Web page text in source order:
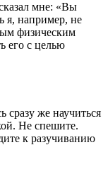
мне: «Вы
я, например, не
физическим
его с целью
сразу же научиться
Не спешите.
к разучиванию